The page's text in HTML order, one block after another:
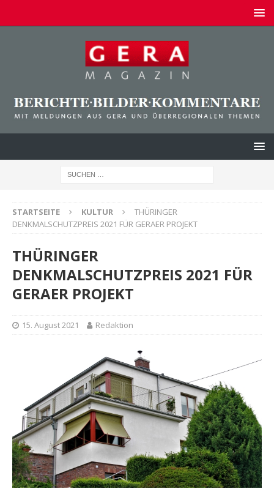
STARTSEITE KULTUR
THÜRINGER
DENKMALSCHUTZPREIS 2021 FÜR GERAER PROJEKT
THÜRINGER
DENKMALSCHUTZPREIS 2021 FÜR
GERAER PROJEKT
15. August 2021 Redaktion